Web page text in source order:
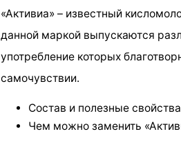
«Активиа» – известный
данной маркой выпускаются
употребление которых
самочувствии.
Состав и полезные
Чем можно заменить